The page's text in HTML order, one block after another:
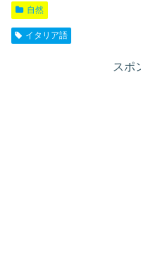
自然
イタリア語
スポ